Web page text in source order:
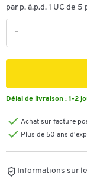
par p. à.p.d. 1 UC de 5
-
Délai de livraison : 1-2
Achat sur facture
Plus de 50 ans
Informations sur